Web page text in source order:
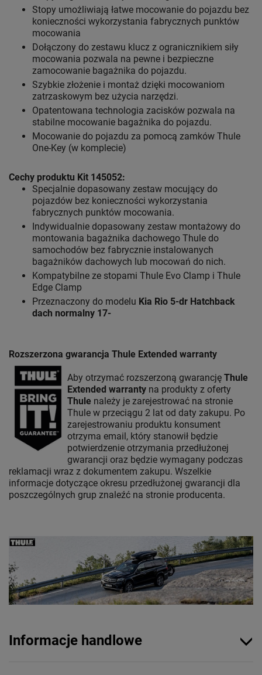
Stopy umożliwiają łatwe mocowanie do pojazdu bez
konieczności wykorzystania fabrycznych punktów
mocowania
Dołączony do zestawu klucz z ogranicznikiem siły
mocowania pozwala na pewne i bezpieczne
zamocowanie bagażnika do pojazdu.
Szybkie złożenie i montaż dzięki mocowaniom
zatrzaskowym bez użycia narzędzi.
Opatentowana technologia zacisków pozwala na
stabilne mocowanie bagażnika do pojazdu.
Mocowanie do pojazdu za pomocą zamków Thule
One-Key (w komplecie)
Cechy produktu Kit 145052:
Specjalnie dopasowany zestaw mocujący do
pojazdów bez konieczności wykorzystania
fabrycznych punktów mocowania.
Indywidualnie dopasowany zestaw montażowy do
montowania bagażnika dachowego Thule do
samochodów bez fabrycznie instalowanych
bagażników dachowych lub mocowań do nich.
Kompatybilne ze stopami Thule Evo Clamp i Thule
Edge Clamp
Przeznaczony do modelu Kia Rio 5-dr Hatchback
dach normalny 17-
Rozszerzona gwarancja Thule Extended warranty
Aby otrzymać rozszerzoną gwarancję Thule
Extended warranty na produkty z oferty
Thule należy je zarejestrować na stronie
Thule w przeciągu 2 lat od daty zakupu. Po
zarejestrowaniu produktu konsument
otrzyma email, który stanowił będzie
potwierdzenie otrzymania przedłużonej
gwarancji oraz będzie wymagany podczas
reklamacji wraz z dokumentem zakupu. Wszelkie
informacje dotyczące okresu przedłużonej gwarancji dla
poszczególnych grup znaleźć na stronie producenta.
Informacje handlowe